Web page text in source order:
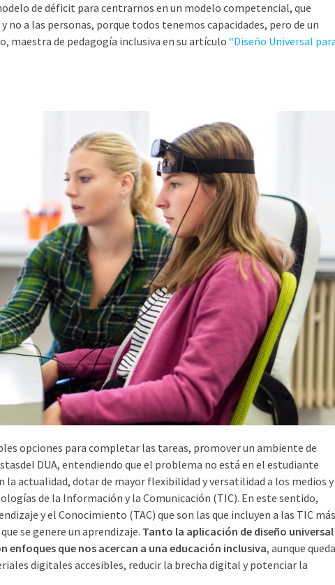
de déficit para centrarnos en un modelo competencial, que
a las personas, porque todos tenemos capacidades, pero de un
maestra de pedagogía inclusiva en su artículo “Diseño Universal
opciones para completar las tareas, promover un ambiente de
DUA, entendiendo que el problema no está en el estudiante
la actualidad, dotar de mayor flexibilidad y versatilidad a los medios y
de la Información y la Comunicación (TIC). En este sentido,
y el Conocimiento (TAC) que son las que incluyen a las TIC más
se genere un aprendizaje. Tanto la aplicación de diseño universal
enfoques que nos acercan a una educación inclusiva, aunque queda
digitales accesibles, reducir la brecha digital y potenciar la